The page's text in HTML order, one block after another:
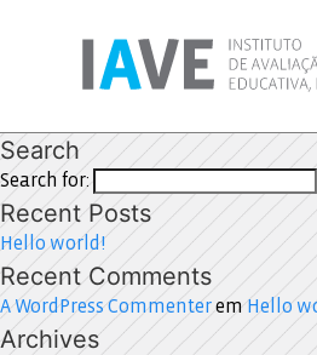
Search
Search for:
Recent Posts
Hello world!
Recent Comments
A WordPress Commenterem Hello
Archives